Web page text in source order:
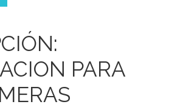
PARA